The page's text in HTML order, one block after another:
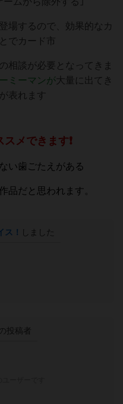
場するので、効果的なカ
でカード市
相談が必要となってきま
ミーマンが 大量に出てき
が表れます
メできます❗
い歯ごたえがある
品だと思われます。
ス！ しました
投稿者